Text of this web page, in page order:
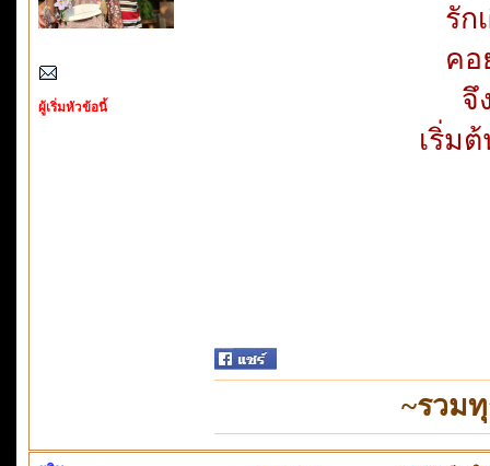
ผู้เริ่มหัวข้อนี้
รัก
คอ
จึ
เริ่ม
~รวม